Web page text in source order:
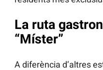
La ruta
“Míster”
A diferència d’altres